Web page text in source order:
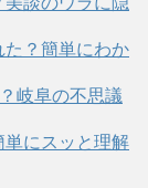
た？簡単にわか
岐阜の不思議
にスッと理解